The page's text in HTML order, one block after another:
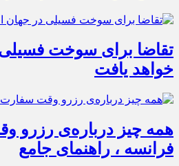
تقاضا برای سوخت
خواهد یافت
همه چیز درباره‌ی رزرو
فرانسه ، راهنمای جامع